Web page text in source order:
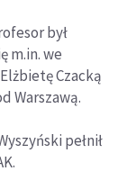
był
m.in. we
Czacką
Warszawą.
pełnił